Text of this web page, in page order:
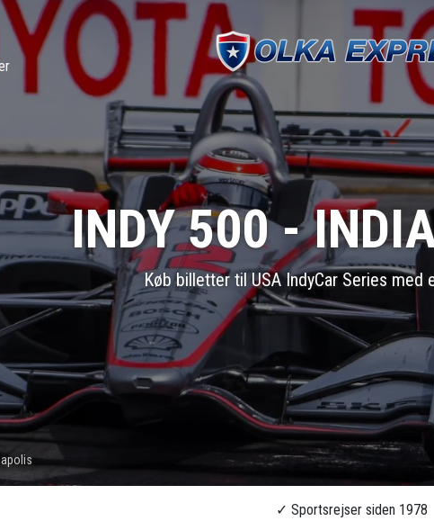
INDY 500 -
Køb billetter til USA IndyCar Series med